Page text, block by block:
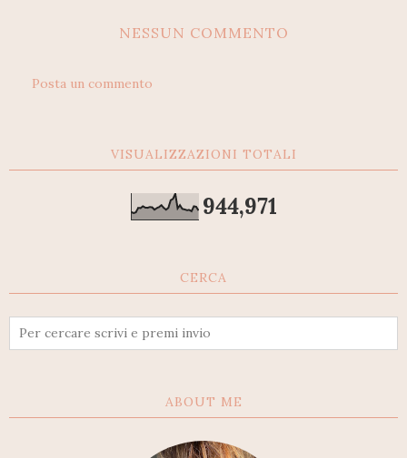
NESSUN COMMENTO
Posta un commento
VISUALIZZAZIONI TOTALI
944,971
CERCA
ABOUT ME